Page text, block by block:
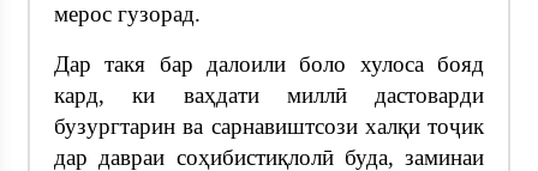
мерос гузорад.
Дар такя бар далоили боло хулоса бояд
кард, ки ваҳдати миллӣ дастоварди
бузургтарин ва сарнавиштсози халқи тоҷик
дар давраи соҳибистиқлолӣ буда, заминаи